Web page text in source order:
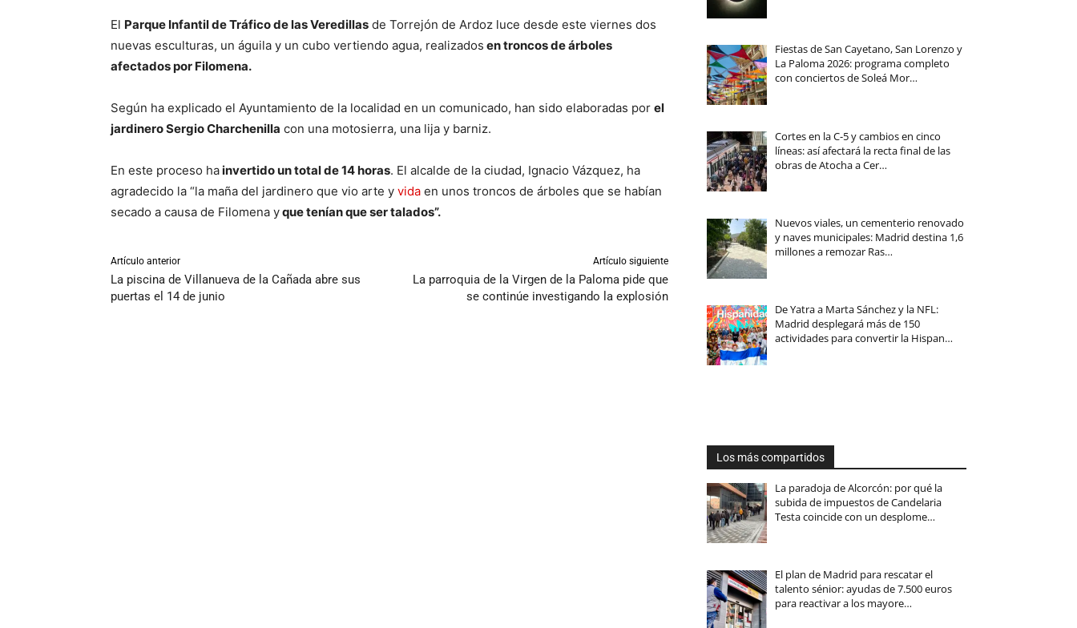
El Parque Infantil de Tráfico de las Veredillas de Torrejón de Ardoz luce desde este viernes dos
nuevas esculturas, un águila y un cubo vertiendo agua, realizados en troncos de árboles
afectados por Filomena.
Según ha explicado el Ayuntamiento de la localidad en un comunicado, han sido elaboradas por el
jardinero Sergio Charchenilla con una motosierra, una lija y barniz.
En este proceso hainvertido un total de 14 horas. El alcalde de la ciudad, Ignacio Vázquez, ha
agradecido la “la maña del jardinero que vio arte y vida en unos troncos de árboles que se habían
secado a causa de Filomena yque tenían que ser talados”.
Artículo anterior
La piscina de Villanueva de la Cañada abre sus
puertas el 14 de junio
Artículo siguiente
La parroquia de la Virgen de la Paloma pide que
se continúe investigando la explosión
Fiestas de San Cayetano, San Lorenzo y
La Paloma 2026: programa completo
con conciertos de Soleá Mor…
Cortes en la C-5 y cambios en cinco
líneas: así afectará la recta final de las
obras de Atocha a Cer…
Nuevos viales, un cementerio renovado
y naves municipales: Madrid destina 1,6
millones a remozar Ras…
De Yatra a Marta Sánchez y la NFL:
Madrid desplegará más de 150
actividades para convertir la Hispan…
Los más compartidos
La paradoja de Alcorcón: por qué la
subida de impuestos de Candelaria
Testa coincide con un desplome…
El plan de Madrid para rescatar el
talento sénior: ayudas de 7.500 euros
para reactivar a los mayore…